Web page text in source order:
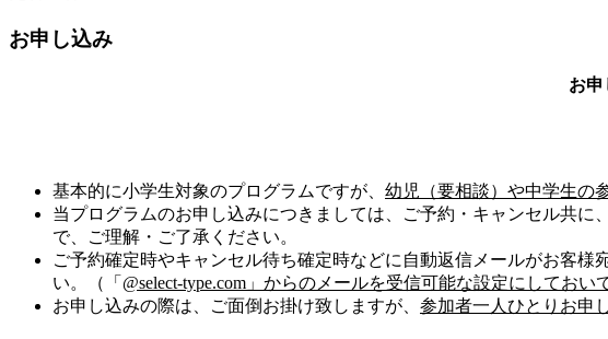
お申し込み
お申
基本的に小学生対象のプログラムですが、 幼児（要相談）や中学生の
当プログラムのお申し込みにつきましては、ご予約・キャンセル共に
で、ご理解・ご了承ください。
ご予約確定時やキャンセル待ち確定時などに自動返信メールがお客
い。（「 @select-type.com」からのメールを受信可能な設定にしておい
お申し込みの際は、ご面倒お掛け致しますが、 参加者一人ひとりお申